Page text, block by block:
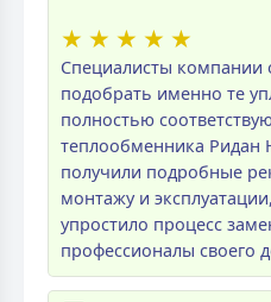
★ ★ ★ ★ ★
Специалисты компании
подобрать именно те
полностью
теплообменника
получили подробные
монтажу и
упростило процесс
профессионалы своего